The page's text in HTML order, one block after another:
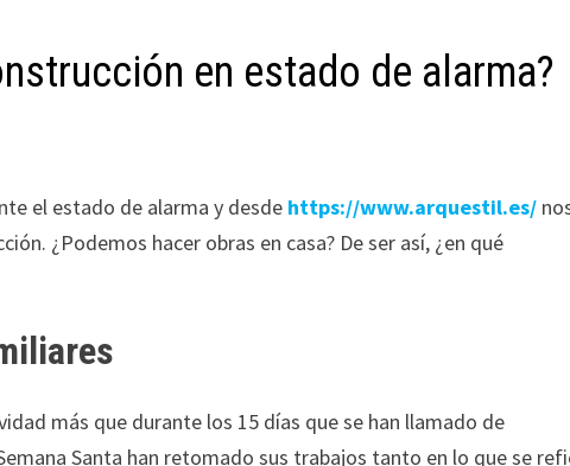
en estado de alarma?
el estado de alarma y desde https://www.arquestil.es/
¿Podemos hacer obras en casa? De ser así, ¿en qué
más que durante los 15 días que se han llamado de
Santa han retomado sus trabajos tanto en lo que se